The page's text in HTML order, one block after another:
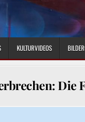
KULTURVIDEOS
Die